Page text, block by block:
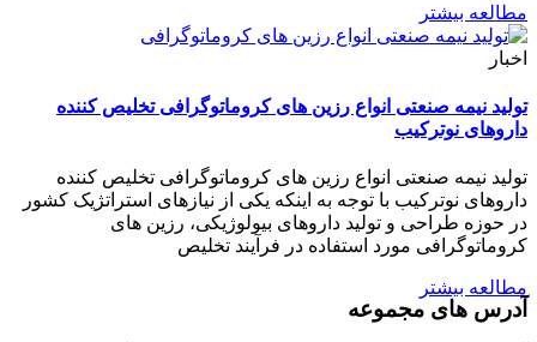
مطالعه بیشتر
اخبار
تولید نیمه صنعتی انواع رزین های کروماتوگرافی تخلیص کننده
داروهای نوترکیب
تولید نیمه صنعتی انواع رزین های کروماتوگرافی تخلیص کننده
داروهای نوترکیب با توجه به اینکه یکی از نیازهای استراتژیک کشور
در حوزه طراحی و تولید داروهای بیولوژیکی، رزین های
کروماتوگرافی مورد استفاده در فرآیند تخلیص
مطالعه بیشتر
آدرس های مجموعه